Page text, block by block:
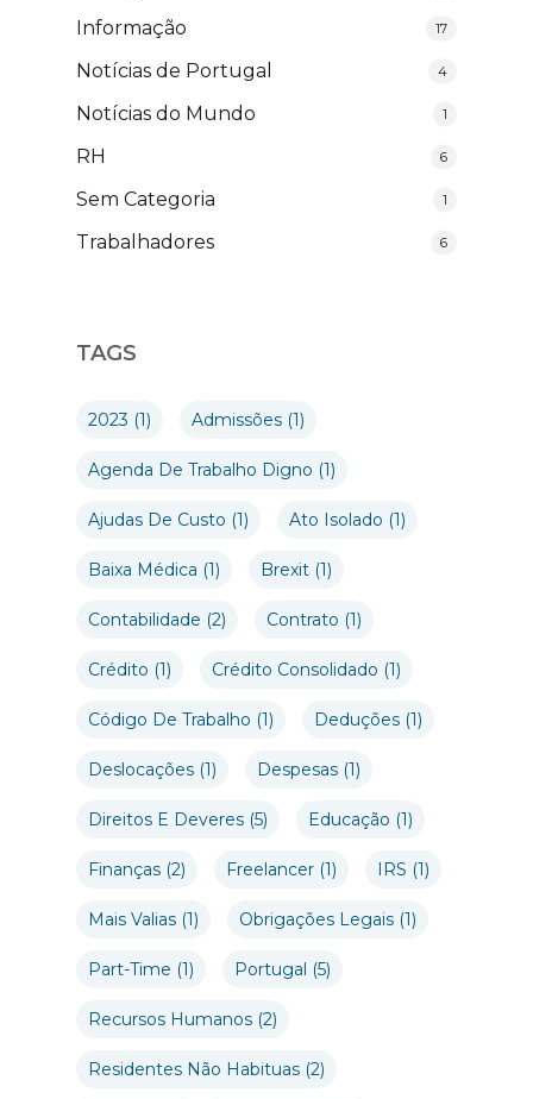
Informação 17
Notícias de Portugal 4
Notícias do Mundo 1
RH 6
Sem Categoria 1
Trabalhadores 6
TAGS
2023 (1) Admissões (1)
Agenda De Trabalho Digno (1)
Ajudas De Custo (1) Ato Isolado (1)
Baixa Médica (1) Brexit (1)
Contabilidade (2) Contrato (1)
Crédito (1) Crédito Consolidado (1)
Código De Trabalho (1) Deduções (1)
Deslocações (1) Despesas (1)
Direitos E Deveres (5) Educação (1)
Finanças (2) Freelancer (1) IRS (1)
Mais Valias (1) Obrigações Legais (1)
Part-Time (1) Portugal (5)
Recursos Humanos (2)
Residentes Não Habituas (2)